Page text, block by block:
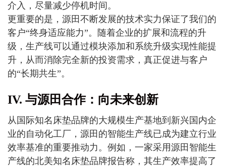
介入，尽量减少停机时间。
更重要的是，源田不断发展的技术实力保证了我们的
客户“终身适应能力”。随着企业的扩展和流程的升
级，生产线可以通过模块添加和系统升级实现性能提
升，从而消除完全新的投资需求，真正促进与客户
的“长期共生”。
IV. 与源田合作：向未来创新
从国际知名床垫品牌的大规模生产基地到新兴国内企
业的自动化工厂，源田的智能生产线已成为建立行业
效率基准的重要推动力。例如，一家采用源田智能生
产线的北美知名床垫品牌报告称，其生产效率提高了